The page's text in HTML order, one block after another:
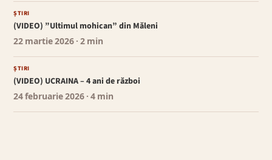
ȘTIRI
(VIDEO) ”Ultimul mohican” din Măleni
22 martie 2026 · 2 min
ȘTIRI
(VIDEO) UCRAINA – 4 ani de război
24 februarie 2026 · 4 min